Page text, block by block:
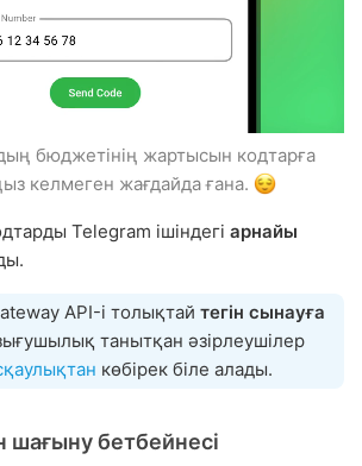
бюджетінің жартысын кодтарға
келмеген жағдайда ғана.
Telegram ішіндегі арнайы
API-і толықтай тегін сынауға
танытқан әзірлеушілер
көбірек біле алады.
бетбейнесі